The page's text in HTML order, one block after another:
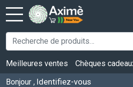
Meilleures ventes Chèques
Bonjour , Identifiez-vous